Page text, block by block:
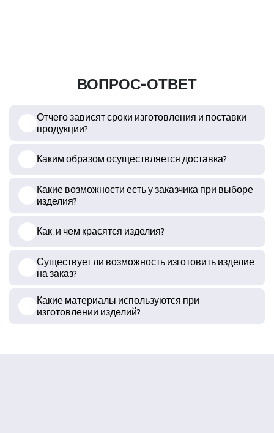
ВОПРОС-ОТВЕТ
Отчего зависят сроки изготовления и поставки
продукции?
Каким образом осуществляется доставка?
Какие возможности есть у заказчика при выборе
изделия?
Как, и чем красятся изделия?
Существует ли возможность изготовить изделие
на заказ?
Какие материалы используются при
изготовлении изделий?